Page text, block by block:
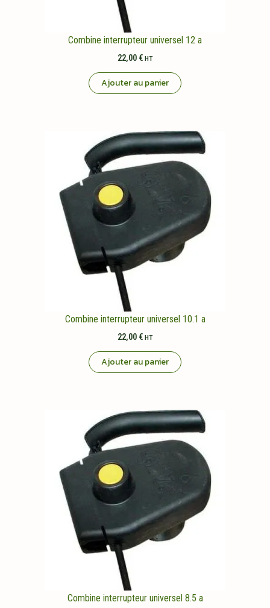
Combine interrupteur universel 12 a
22,00 € HT
Ajouter au panier
Combine interrupteur universel 10.1 a
22,00 € HT
Ajouter au panier
Combine interrupteur universel 8.5 a